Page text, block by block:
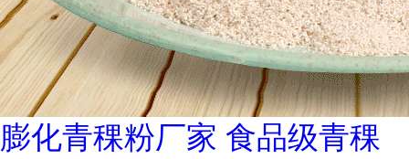
膨化青稞粉厂家 食品级青稞